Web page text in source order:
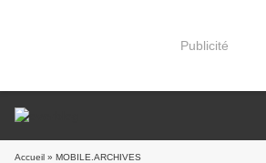
Publicité
Accueil » MOBILE.ARCHIVES